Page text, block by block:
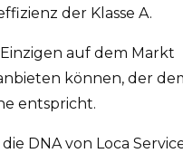
der Klasse A.
auf dem Markt
können, der
entspricht.
DNA von Loca